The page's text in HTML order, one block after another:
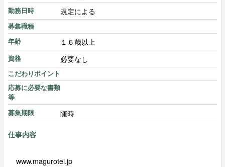
勤務日時 規定による
募集職種
年齢
１６歳以上
資格 必要なし
こだわりポイント
応募に必要な書類
等
募集期限
随時
仕事内容
www.magurotei.jp